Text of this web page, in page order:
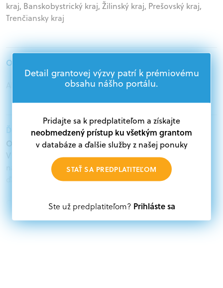
kraj, Banskobystrický kraj, Žilinský kraj, Prešovský kraj,
Trenčiansky kraj
Oprávnení žiadatelia:
Akademický sektor, Mimovládne organizácie
Ďalšie informácie:
Oprávnení žiadatelia:
V databáze grantov a dotácií na portáli Grantexpert.sk
nájdete aktuálne výzvy z eurofondov, plánu obnovy a
ďalších zdrojov.
Oprávnení partneri:
Akákoľvek právnická osoba, t. j. verejný alebo súkromný
subjekt, komerčný alebo nekomerčný, ako aj
Detail grantovej výzvy patrí k prémiovému
obsahu nášho portálu.
Pridajte sa k predplatiteľom a získajte
neobmedzený prístup ku všetkým grantom
v databáze a ďalšie služby z našej ponuky
STAŤ SA PREDPLATITEĽOM
Ste už predplatiteľom? Prihláste sa